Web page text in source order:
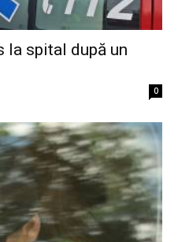
la spital după un
0